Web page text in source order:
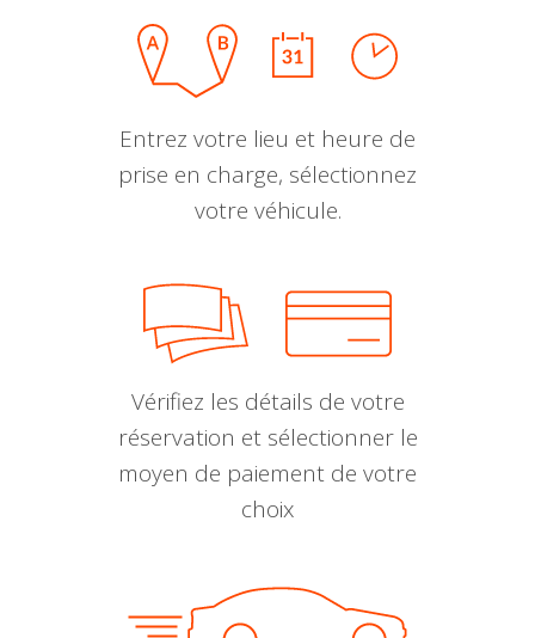
Entrez votre lieu et heure de
prise en charge, sélectionnez
votre véhicule.
Vérifiez les détails de votre
réservation et sélectionner le
moyen de paiement de votre
choix